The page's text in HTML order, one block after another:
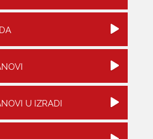
KONTAKTI
U IZRADI